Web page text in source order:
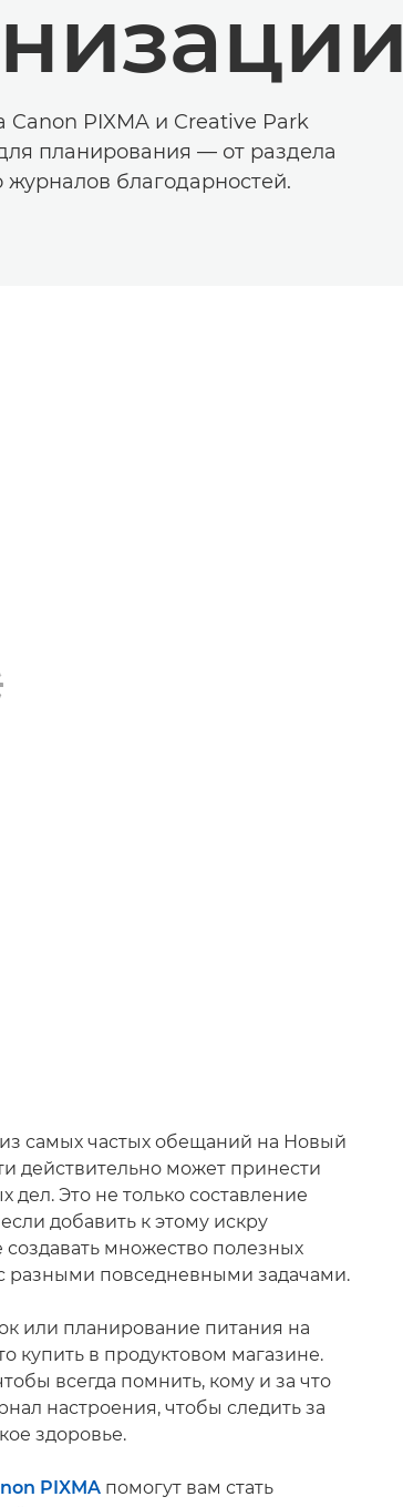
PIXMA и Creative Park
планирования — от раздела
благодарностей.
из самых частых обещаний на Новый
действительно может принести
дел. Это не только составление
добавить к этому искру
множество полезных
разными повседневными задачами.
или планирование питания на
купить в продуктовом магазине.
всегда помнить, кому и за что
настроения, чтобы следить за
здоровье.
PIXMA помогут вам стать